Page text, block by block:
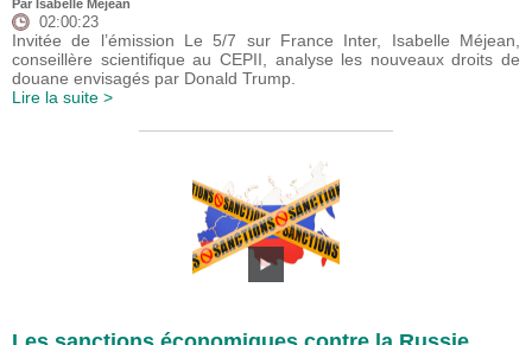
Par Isabelle Méjean
02:00:23
Invitée de l’émission Le 5/7 sur France Inter, Isabelle Méjean,
conseillère scientifique au CEPII, analyse les nouveaux droits de
douane envisagés par Donald Trump.
Lire la suite >